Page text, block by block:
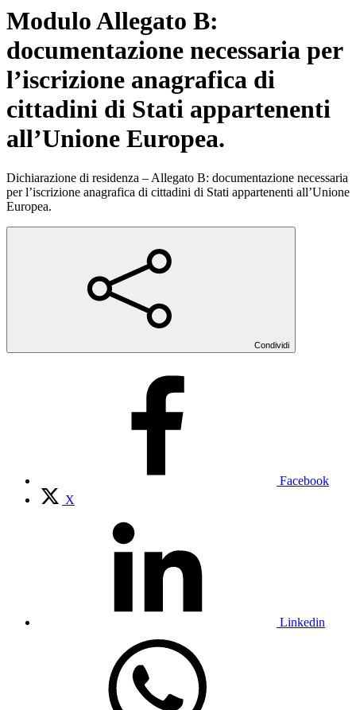
Modulo Allegato B:
documentazione necessaria per
l’iscrizione anagrafica di
cittadini di Stati appartenenti
all’Unione Europea.
Dichiarazione di residenza – Allegato B: documentazione necessaria
per l’iscrizione anagrafica di cittadini di Stati appartenenti all’Unione
Europea.
Condividi
Facebook
X
Linkedin